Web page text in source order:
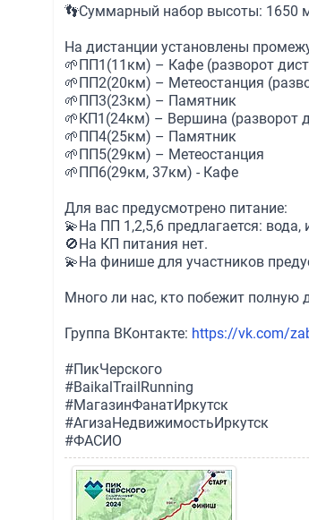
👣Суммарный набор высоты: 1650
На дистанции установлены
🌱ПП1(11км) – Кафе (разворот
🌱ПП2(20км) – Метеостанция
🌱ПП3(23км) – Памятник
🌱КП1(24км) – Вершина (разворот
🌱ПП4(25км) – Памятник
🌱ПП5(29км) – Метеостанция
🌱ПП6(29км, 37км) - Кафе
Для вас предусмотрено питание:
💫На ПП 1,2,5,6 предлагается:
🚫На КП питания нет.
💫На финише для участников
Много ли нас, кто побежит полную
Группа ВКонтакте: https://vk.com/
#ПикЧерского
#BaikalTrailRunning
#МагазинФанатИркутск
#АгизаНедвижимостьИркутск
#ФАСИО